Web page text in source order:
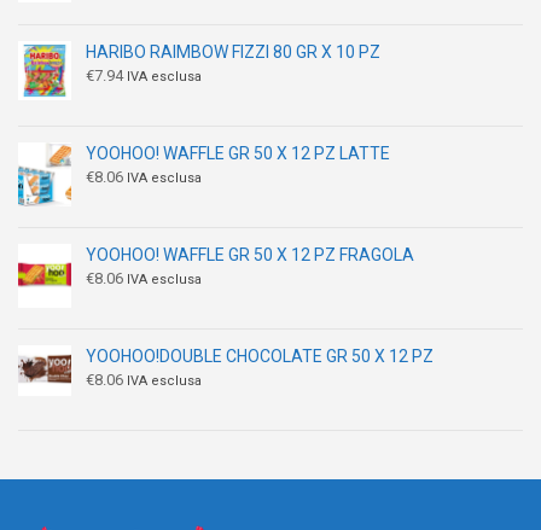
HARIBO RAIMBOW FIZZI 80 GR X 10 PZ
€7.94 IVA esclusa
YOOHOO! WAFFLE GR 50 X 12 PZ LATTE
€8.06 IVA esclusa
YOOHOO! WAFFLE GR 50 X 12 PZ FRAGOLA
€8.06 IVA esclusa
YOOHOO!DOUBLE CHOCOLATE GR 50 X 12 PZ
€8.06 IVA esclusa